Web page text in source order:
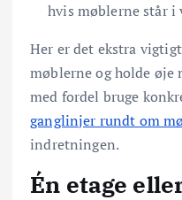
hvis møblerne står i
Her er det ekstra
møblerne og holde øje
med fordel bruge
ganglinjer rundt om
indretningen.
Én etage